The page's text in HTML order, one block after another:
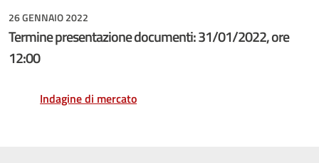
26 GENNAIO 2022
Termine presentazione documenti: 31/01/2022, ore
12:00
Indagine di mercato